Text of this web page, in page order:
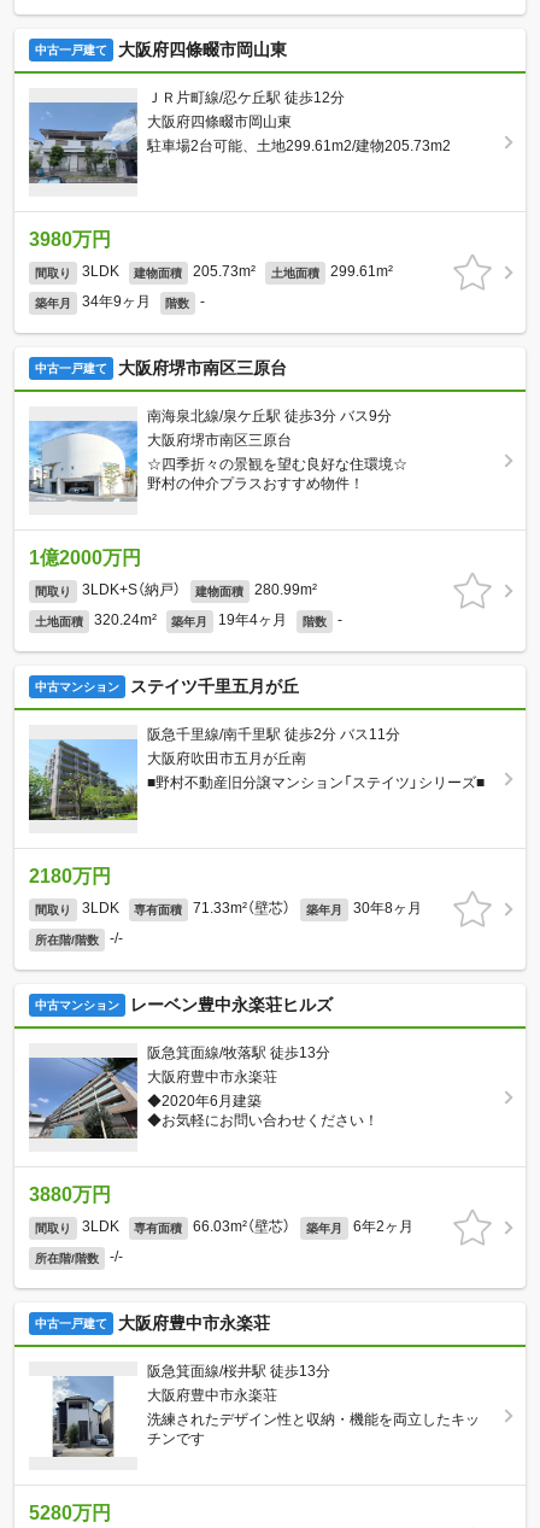
中古一戸建て 大阪府四條畷市岡山東
ＪＲ片町線/忍ケ丘駅 徒歩12分
大阪府四條畷市岡山東
駐車場2台可能、土地299.61m2/建物205.73m2
3980万円
間取り 3LDK 建物面積 205.73m² 土地面積 299.61m²
築年月 34年9ヶ月 階数 -
中古一戸建て 大阪府堺市南区三原台
南海泉北線/泉ケ丘駅 徒歩3分 バス9分
大阪府堺市南区三原台
☆四季折々の景観を望む良好な住環境☆
野村の仲介プラスおすすめ物件！
1億2000万円
間取り 3LDK+S（納戸） 建物面積 280.99m²
土地面積 320.24m² 築年月 19年4ヶ月 階数 -
中古マンション ステイツ千里五月が丘
阪急千里線/南千里駅 徒歩2分 バス11分
大阪府吹田市五月が丘南
■野村不動産旧分譲マンション「ステイツ」シリーズ■
2180万円
間取り 3LDK 専有面積 71.33m²（壁芯） 築年月 30年8ヶ月
所在階/階数 -/-
中古マンション レーベン豊中永楽荘ヒルズ
阪急箕面線/牧落駅 徒歩13分
大阪府豊中市永楽荘
◆2020年6月建築
◆お気軽にお問い合わせください！
3880万円
間取り 3LDK 専有面積 66.03m²（壁芯） 築年月 6年2ヶ月
所在階/階数 -/-
中古一戸建て 大阪府豊中市永楽荘
阪急箕面線/桜井駅 徒歩13分
大阪府豊中市永楽荘
洗練されたデザイン性と収納・機能を両立したキッ
チンです
5280万円